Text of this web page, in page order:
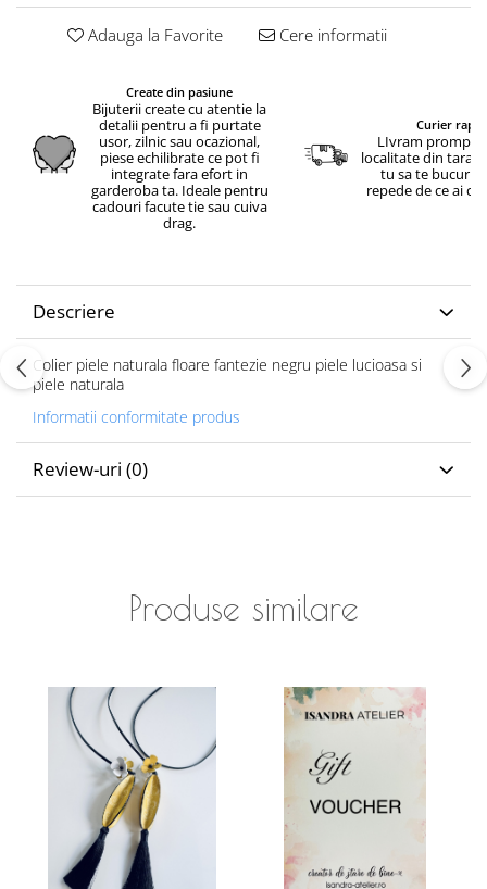
Adauga la Favorite Cere informatii
Create din pasiune
Bijuterii create cu atentie la
detalii pentru a fi purtate
usor, zilnic sau ocazional,
piese echilibrate ce pot fi
integrate fara efort in
garderoba ta. Ideale pentru
cadouri facute tie sau cuiva
drag.
Curier rapid
LIvram prompt
localitate din tara.
tu sa te bucuri
repede de ce ai
Descriere
Colier piele naturala floare fantezie negru piele lucioasa si
piele naturala
Informatii conformitate produs
Review-uri (0)
Produse similare